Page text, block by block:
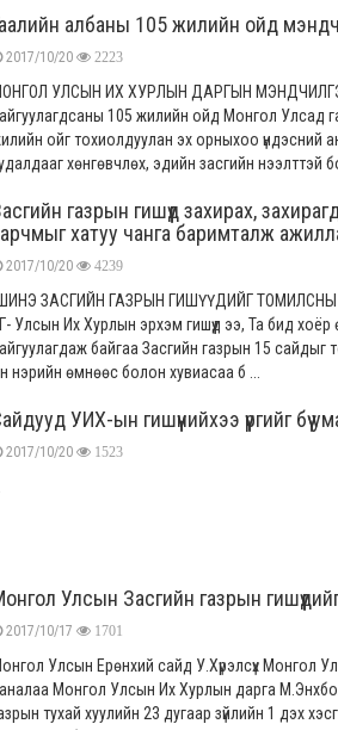
албаны 105 жилийн ойд
2017/10/20 2223
УЛСЫН ИХ ХУРЛЫН ДАРГЫН МЭНДЧИЛГЭЭ
105 жилийн ойд Монгол Улсад
ойг тохиолдуулан эх орныхоо үндэсний
хөнгөвчлөх, эдийн засгийн нээлттэй
газрын гишүүд захирах,
хатуу чанга баримталж
2017/10/20 4239
ЗАСГИЙН ГАЗРЫН ГИШҮҮДИЙГ
Улсын Их Хурлын эрхэм гишүүд ээ, Та бид
байгаа Засгийн газрын 15
өмнөөс болон хувиасаа б ...
УИХ-ын гишүүнийхээ үүргийг бүү
2017/10/20 1523
Улсын Засгийн газрын
2017/10/17 1701
Улсын Ерөнхий сайд У.Хүрэлсүх Монгол
Монгол Улсын Их Хурлын дарга
тухай хуулийн 23 дугаар зүйлийн 1 дэх